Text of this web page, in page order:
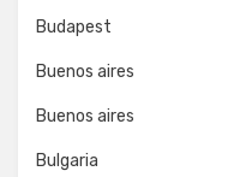
Budapest
Buenos aires
Buenos aires
Bulgaria